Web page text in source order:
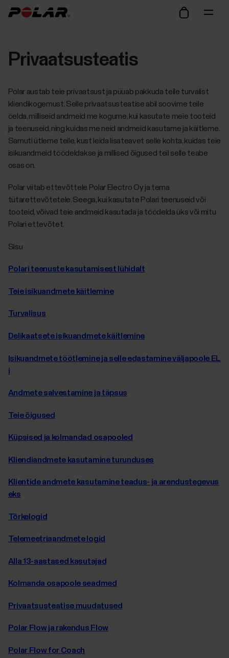
Privaatsusteatis
Polar austab teie privaatsust ja püüab pakkuda teile turvalist
kliendikogemust. Selle privaatsusteatise abil soovime teile
öelda, milliseid andmeid me kogume, kui kasutate meie tooteid
ja teenuseid, ning kuidas me neid andmeid kasutame ja käitleme.
Samuti ütleme teile, kust leida lisateavet selle kohta, kuidas teie
isikuandmeid töödeldakse ja millised õigused teil selle teabe
osas on.
Polar viitab ettevõttele Polar Electro Oy ja tema
tütarettevõtetele. Seega, kui kasutate Polari teenuseid või
tooteid, võivad teie andmeid kasutada ja töödelda üks või mitu
Polari ettevõtet.
Sisu
Polari teenuste kasutamisest lühidalt
Teie isikuandmete käitlemine
Turvalisus
Delikaatsete isikuandmete käitlemine
Isikuandmete töötlemine ja selle edastamine väljapoole EL
i
Andmete salvestamine ja täpsus
Teie õigused
Küpsised ja kolmandad osapooled
Kliendiandmete kasutamine turunduses
Klientide andmete kasutamine teadus- ja arendustegevus
eks
Tõrkelogid
Telemeetriaandmete logid
Alla 13-aastased kasutajad
Kolmanda osapoole seadmed
Privaatsusteatise muudatused
Polar Flow ja rakendus Flow
Polar Flow for Coach